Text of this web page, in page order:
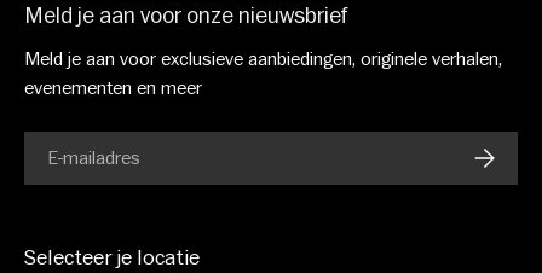
Meld je aan voor onze nieuwsbrief
Meld je aan voor exclusieve aanbiedingen, originele verhalen,
evenementen en meer
E-mail
Selecteer je locatie